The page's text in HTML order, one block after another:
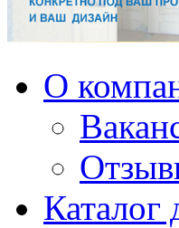
О
Каталог